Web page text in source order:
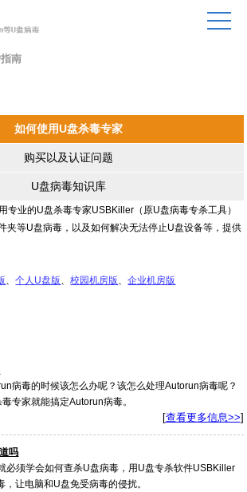
南
如何使用U盘杀毒专家
购买以及认证问题
U盘病毒知识库
专业的U盘杀毒专家USBKiller（原U盘病毒专杀工具）
夹等U盘病毒，以及如何解决无法停止U盘设备等，提供
、个人U盘版、校园机房版、企业机房版
病毒的时候该怎么办呢？该怎么处理Autorun病毒呢？
专家就能搞定Autorun病毒。
[查看更多信息>>]
吗
必须学会如何查杀U盘病毒，用U盘专杀软件USBKiller
让电脑和U盘免受病毒的侵扰。